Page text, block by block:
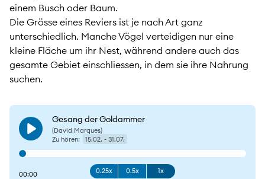
einem Busch oder Baum.
Die Grösse eines Reviers ist je nach Art ganz
unterschiedlich. Manche Vögel verteidigen nur eine
kleine Fläche um ihr Nest, während andere auch das
gesamte Gebiet einschliessen, in dem sie ihre Nahrung
suchen.
Play
Gesang der Goldammer
(David Marques)
Zu hören:
15.02. - 31.07.
00:00 0.25x 0.5x
1x